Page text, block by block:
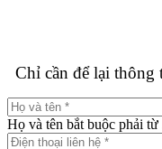
Chỉ cần để lại thông
Họ và tên bắt buộc phải